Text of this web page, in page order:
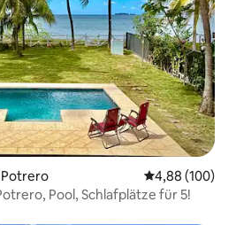
4,88 (100)
Pool, Schlafplätze für 5!